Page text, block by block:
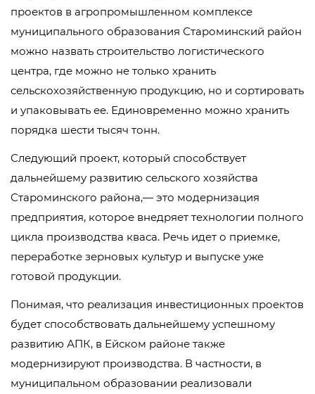
проектов в агропромышленном комплексе
муниципального образования Староминский район
можно назвать строительство логистического
центра, где можно не только хранить
сельскохозяйственную продукцию, но и сортировать
и упаковывать ее. Единовременно можно хранить
порядка шести тысяч тонн.
Следующий проект, который способствует
дальнейшему развитию сельского хозяйства
Староминского района,— это модернизация
предприятия, которое внедряет технологии полного
цикла производства кваса. Речь идет о приемке,
переработке зерновых культур и выпуске уже
готовой продукции.
Понимая, что реализация инвестиционных проектов
будет способствовать дальнейшему успешному
развитию АПК, в Ейском районе также
модернизируют производства. В частности, в
муниципальном образовании реализовали